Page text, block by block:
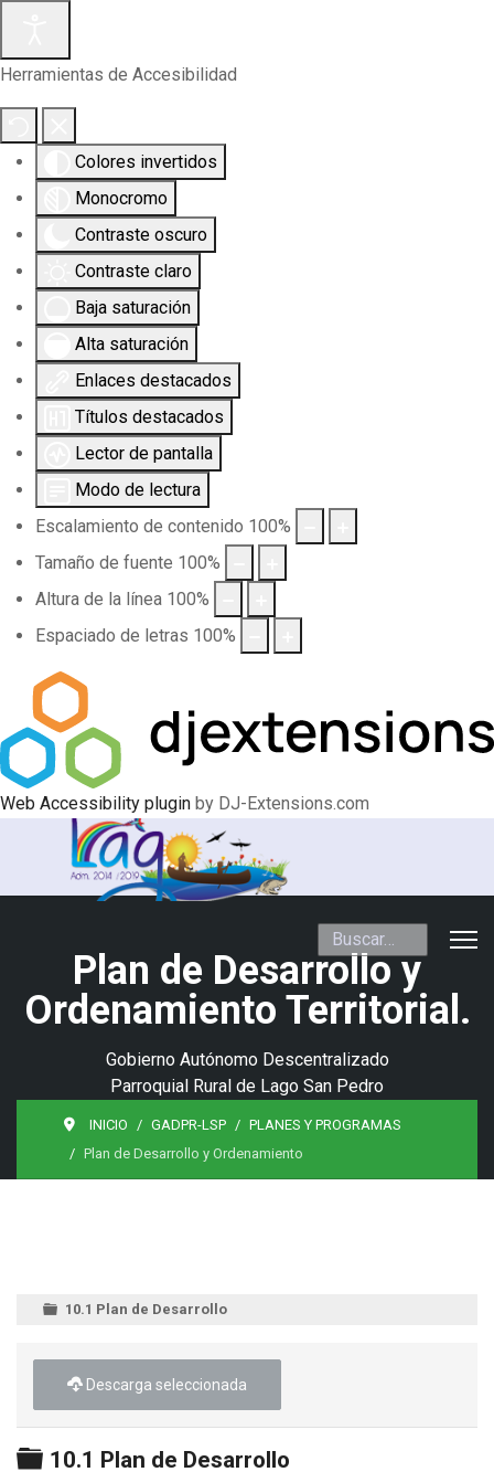
Herramientas de Accesibilidad
Colores invertidos
Monocromo
Contraste oscuro
Contraste claro
Baja saturación
Alta saturación
Enlaces destacados
Títulos destacados
Lector de pantalla
Modo de lectura
Escalamiento de contenido 100%
Tamaño de fuente 100%
Altura de la línea 100%
Espaciado de letras 100%
Web Accessibility plugin by DJ-Extensions.com
Buscar
Plan de Desarrollo y
Ordenamiento Territorial.
Gobierno Autónomo Descentralizado
Parroquial Rural de Lago San Pedro
INICIO GADPR-LSP
PLANES Y PROGRAMAS
Plan de Desarrollo y Ordenamiento
10.1 Plan de Desarrollo
Descarga seleccionada
Carpeta
10.1 Plan de Desarrollo